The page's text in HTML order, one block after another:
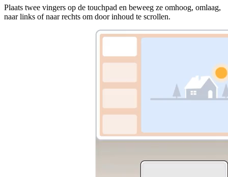
Plaats twee vingers op de touchpad en beweeg ze omhoog, omlaag,
naar links of naar rechts om door inhoud te scrollen.